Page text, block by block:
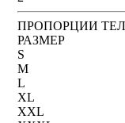
ПРОПОРЦИИ
РАЗМЕР
S
M
L
XL
XXL